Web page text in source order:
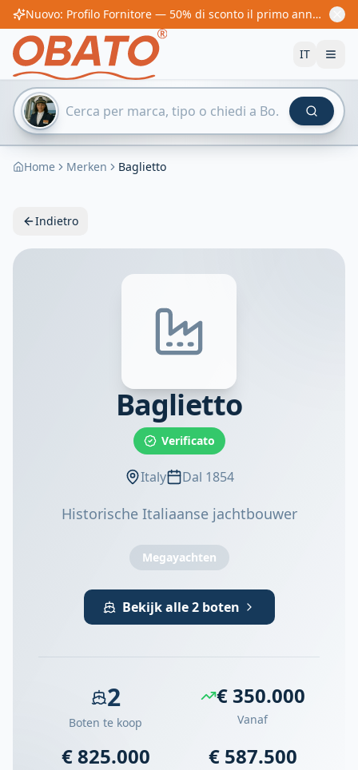
Nuovo: Profilo Fornitore — 50% di sconto il primo anno! Da 60€/anno
IT
Home Merken Baglietto
Indietro
Baglietto
Verificato
Italy Dal 1854
Historische Italiaanse jachtbouwer
Megayachten
Bekijk alle 2 boten
2
Boten te koop
€ 350.000
Vanaf
€ 825.000 € 587.500